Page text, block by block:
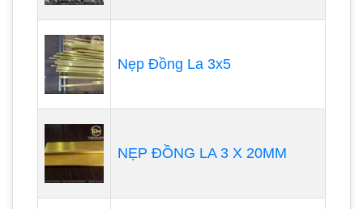
Nẹp Đồng La 3x5
NẸP ĐỒNG LA 3 X 20MM